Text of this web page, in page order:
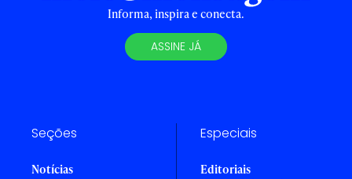
Informa, inspira e conecta.
ASSINE JÁ
Seções
Notícias
Especiais
Editoriais